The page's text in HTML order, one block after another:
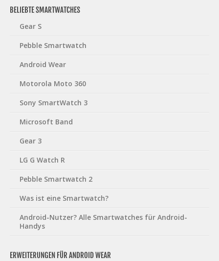
BELIEBTE SMARTWATCHES
Gear S
Pebble Smartwatch
Android Wear
Motorola Moto 360
Sony SmartWatch 3
Microsoft Band
Gear 3
LG G Watch R
Pebble Smartwatch 2
Was ist eine Smartwatch?
Android-Nutzer? Alle Smartwatches für Android-
Handys
ERWEITERUNGEN FÜR ANDROID WEAR